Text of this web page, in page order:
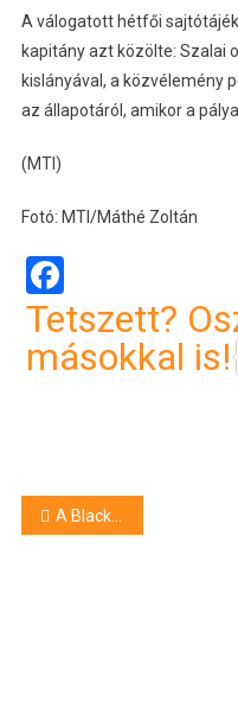
A válogatott hétfői
kapitány azt közölte: Szalai
kislányával, a közvélemény
az állapotáról, amikor a
(MTI)
Fotó: MTI/Máthé Zoltán
Facebook
Tetszett?
másokkal is!
Bejegyzés
A Black Friday-akciók veszélyeire figyelmeztet az NMHH